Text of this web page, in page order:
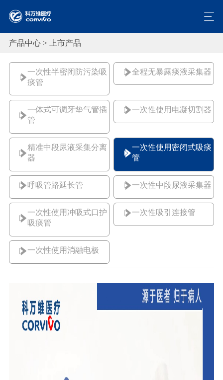
产品中心 > 上市产品
一次性半密闭防污染吸
痰管
全程无暴露痰液采集器
一体式可调牙垫气管插
管
一次性使用电凝切割器
精准中段尿液采集分离
器
一次性使用密闭式吸痰
管
呼吸管路延长管 一次性中段尿液采集器
一次性使用冲吸式口护
吸痰管
一次性吸引连接管
一次性使用消融电极